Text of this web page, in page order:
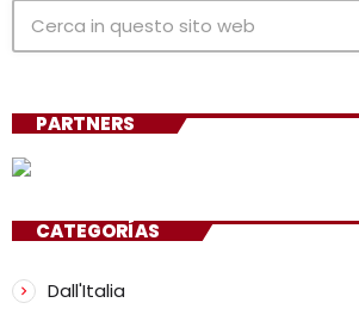
PARTNERS
CATEGORÍAS
Dall'Italia